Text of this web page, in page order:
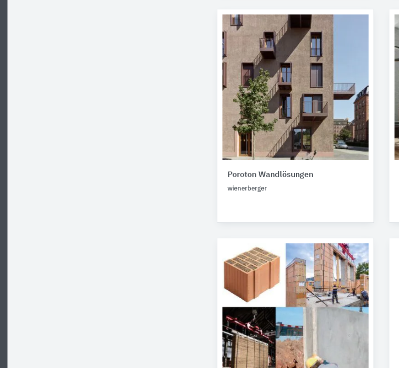
Poroton Wandlösungen
wienerberger